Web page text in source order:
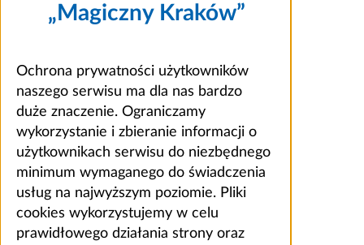
„Magiczny Kraków”
Ochrona prywatności użytkowników
naszego serwisu ma dla nas bardzo
duże znaczenie. Ograniczamy
wykorzystanie i zbieranie informacji o
użytkownikach serwisu do niezbędnego
minimum wymaganego do świadczenia
usług na najwyższym poziomie. Pliki
cookies wykorzystujemy w celu
prawidłowego działania strony oraz